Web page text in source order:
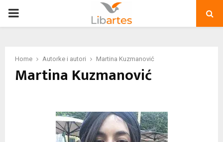
PRIMARY
Home Autorke i autori Martina Kuzmanović
Martina Kuzmanović